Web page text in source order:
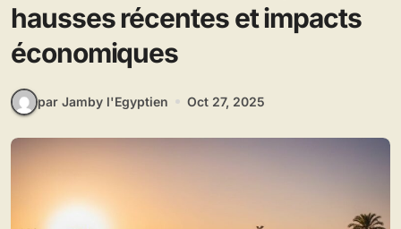
hausses récentes et impacts
économiques
par Jamby l'Egyptien Oct 27, 2025